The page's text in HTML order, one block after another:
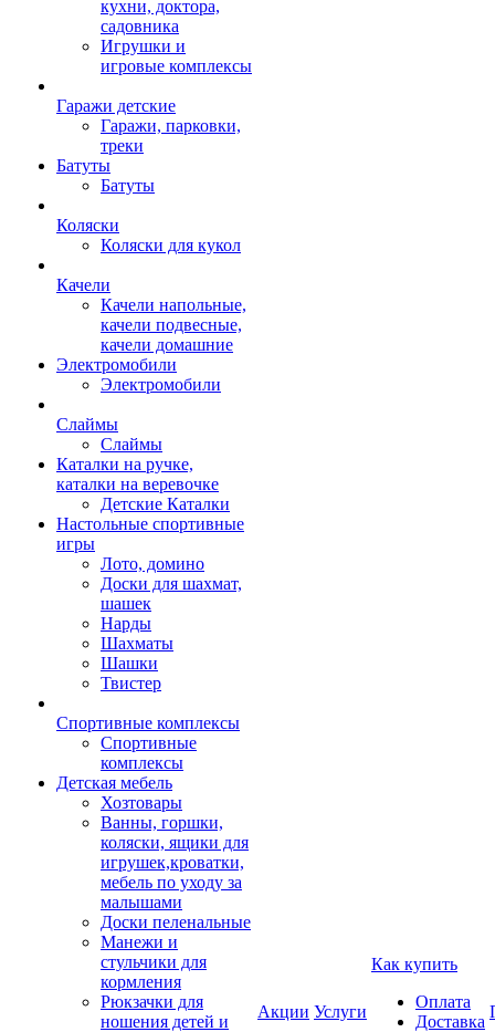
кухни, доктора,
садовника
Игрушки и
игровые комплексы
Гаражи детские
Гаражи, парковки,
треки
Батуты
Батуты
Коляски
Коляски для кукол
Качели
Качели напольные,
качели подвесные,
качели домашние
Электромобили
Электромобили
Слаймы
Слаймы
Каталки на ручке,
каталки на веревочке
Детские Каталки
Настольные спортивные
игры
Лото, домино
Доски для шахмат,
шашек
Нарды
Шахматы
Шашки
Твистер
Спортивные комплексы
Спортивные
комплексы
Детская мебель
Хозтовары
Ванны, горшки,
коляски, ящики для
игрушек,кроватки,
мебель по уходу за
малышами
Доски пеленальные
Манежи и
стульчики для
кормления
Рюкзачки для
ношения детей и
Акции Услуги
Как купить
Оплата
Доставка